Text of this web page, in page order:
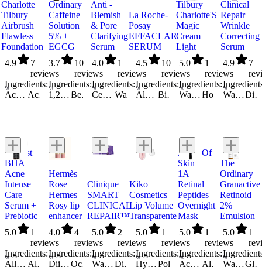
Charlotte
Tilbury
Airbrush
Flawless
Foundation
4.9
7
reviews
Ingredients:
Acetyl Tetrapeptide-11
Acetyl Tetrapeptide-9 Alcohol Alpha-Isomethyl Ionone Aluminum Hydroxide Arginine PCA Benzyl Salicylate Citronellol Cyclopentasiloxane Dimethicone Crosspolymer Dimethyl Isosorbide
Ordinary
Caffeine
Solution
5% +
EGCG
3.7
10
reviews
Ingredients:
1,2-Hexanediol
Benzyl Alcohol Caffeine Dehydroacetic Acid Dimethyl Isosorbide Epigallocatechin Gallatyl Glucoside Ethylhexylglycerin Gallyl Glucoside
Anti -
Blemish
& Pore
Clarifying
Serum
4.0
1
reviews
Ingredients:
Centella Asiatica Extract
Propanediol Butylene Glycol Glycerin Dimethyl Isosorbide
La Roche-
Posay
EFFACLAR
SERUM
4.5
10
reviews
Ingredients:
Alcohol Denat.
Biosaccharide Gum-1 Capryloyl Salicylic Acid Citric Acid Dimethyl Isosorbide
Tilbury
Charlotte'S
Magic
Cream
Light
5.0
1
reviews
Ingredients:
Water/Aqua/Eau
Homosalate Octocrylene
Clinical
Repair
Wrinkle
Correcting
Serum
4.9
7
Water/Aqua/Eau
The
Skinlist
BHA
Acne
Intense
Care
Serum +
Prebiotic
5.0
1
reviews
Ingredients:
Allyl Methacrylates Crosspolymer
Aloe Barbadensis Extract Alpha-Glucan Oligosaccharide Butylene Glycol Calcium Pantothenate Carnitine Dehydroxanthan Gum Dimethyl Isosorbide Disodium EDTA Epigallocatechin Gallate Ethylhexylglycerin
Hermès
Rose
Hermes
Rosy lip
enhancer
4.0
4
reviews
Ingredients:
Diisostearyl Malate
Octyldodecanol Bis-Diglyceryl Polyacyladipate-2 Octyldodecyl Stearoyl Stearate Oryza Sativa (Rice) Bran Wax Synthetic Wax Caprylic/Capric Triglyceride Raspberry Seed Oil/Tocopheryl Succinate Aminopropanediol Esters Dimethyl Isosorbide
Clinique
SMART
CLINICAL
REPAIR™
5.0
2
reviews
Ingredients:
Water/Aqua/Eau
Dimethiconol Isododecane Butylene Glycol Glycerin Polysilicone-11 Ascorbyl Glucoside
Kiko
Cosmetics
Lip Volume
Transparente
5.0
1
reviews
Ingredients:
Hydrogenated Polydecene
Polybutene Hydrogenated Styrene/Isoprene Copolymer Ethylhexyl Palmitate
Allies Of
Skin
1A
Retinal +
Peptides
Overnight
Mask
5.0
1
reviews
Ingredients:
Acetyl Tributyl Citrate
Albizia Julibrissin Bark Extract Argania Spinosa Kernel Oil
The
Ordinary
Granactive
Retinoid
2%
Emulsion
5.0
1
Water/Aqua/Eau